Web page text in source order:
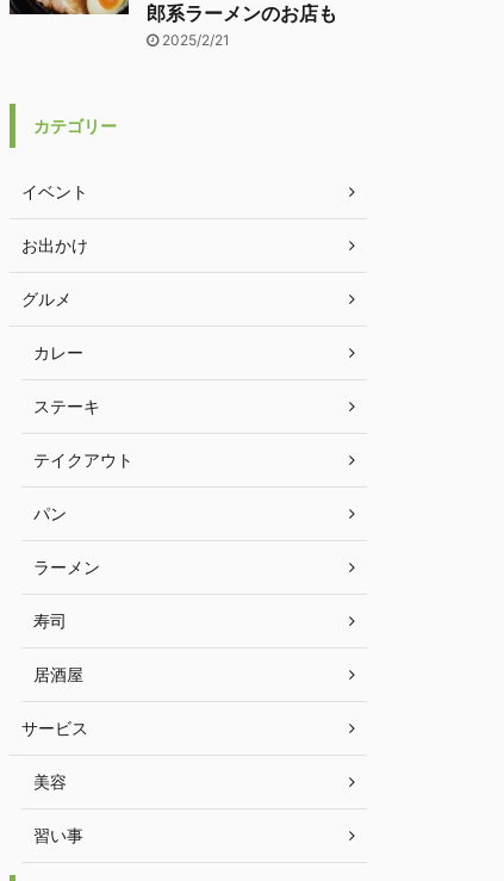
郎系ラーメンのお店も
2025/2/21
カテゴリー
イベント
お出かけ
グルメ
カレー
ステーキ
テイクアウト
パン
ラーメン
寿司
居酒屋
サービス
美容
習い事